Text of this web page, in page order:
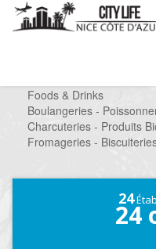
Foods & Drinks
/
Boulangeries -
Charcuteries - Produits
Fromageries -
24
24